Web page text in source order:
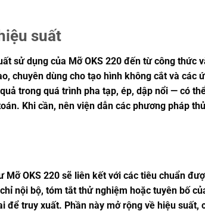
suất
sử dụng của Mỡ OKS 220 đến từ công thức
chuyên dùng cho tạo hình không cắt và các
trong quá trình pha tạp, ép, dập nổi — có
Khi cần, nên viện dẫn các phương pháp
OKS 220 sẽ liên kết với các tiêu chuẩn
nội bộ, tóm tắt thử nghiệm hoặc tuyên bố
truy xuất. Phần này mở rộng về hiệu suất,